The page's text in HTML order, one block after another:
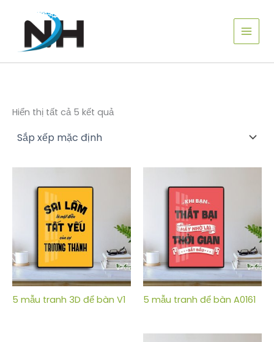
Hiển thị tất cả 5 kết quả
5 mẫu tranh 3D để bàn V1 5 mẫu tranh để bàn A0161